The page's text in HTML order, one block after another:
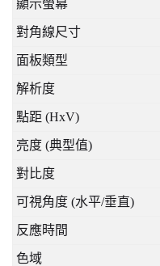
顯示螢幕
對角線尺寸
面板類型
解析度
點距 (HxV)
亮度 (典型值)
對比度
可視角度 (水平/垂直)
反應時間
色域